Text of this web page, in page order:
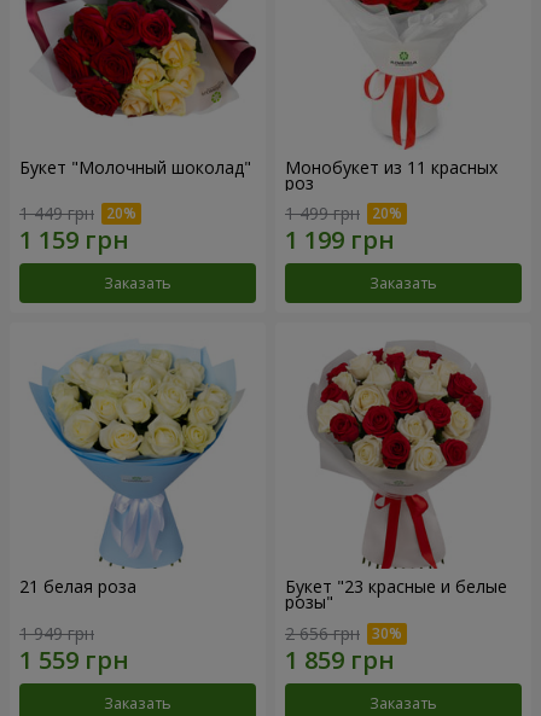
Букет "Молочный шоколад"
1 449 грн
Заказать
Монобукет из 11 красных
роз
1 499 грн
Заказать
21 белая роза
1 949 грн
Заказать
Букет "23 красные и белые
розы"
2 656 грн
Заказать